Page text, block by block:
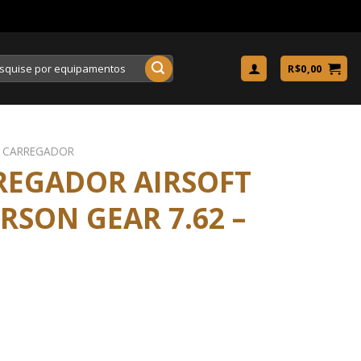
R$0,00
AIRSOFT
GEAR 7.62 –